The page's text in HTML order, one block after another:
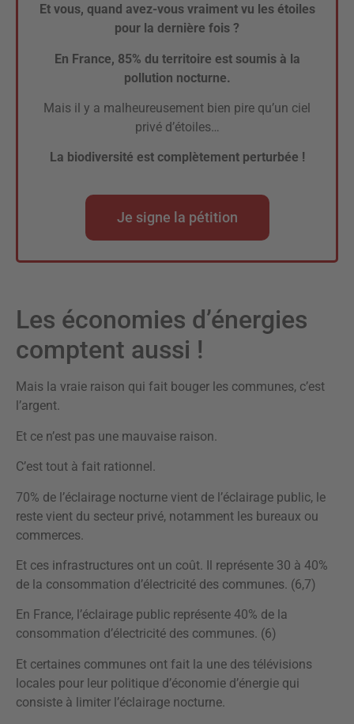
Et vous, quand avez-vous vraiment vu les étoiles
pour la dernière fois ?
En France, 85% du territoire est soumis à la
pollution nocturne.
Mais il y a malheureusement bien pire qu’un ciel
privé d’étoiles…
La biodiversité est complètement perturbée !
Je signe la pétition
Les économies d’énergies
comptent aussi !
Mais la vraie raison qui fait bouger les communes, c’est
l’argent.
Et ce n’est pas une mauvaise raison.
C’est tout à fait rationnel.
70% de l’éclairage nocturne vient de l’éclairage public, le
reste vient du secteur privé, notamment les bureaux ou
commerces.
Et ces infrastructures ont un coût. Il représente 30 à 40%
de la consommation d’électricité des communes. (6,7)
En France, l’éclairage public représente 40% de la
consommation d’électricité des communes. (6)
Et certaines communes ont fait la une des télévisions
locales pour leur politique d’économie d’énergie qui
consiste à limiter l’éclairage nocturne.